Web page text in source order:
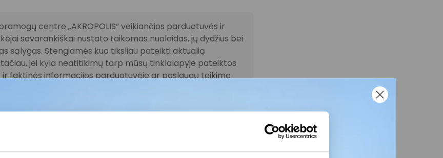
centre „AKROPOLIS“ veikiančios parduotuvės ir
savarankiškai nustato taikomas nuolaidas, jų dydžius bei
sąlygas. Stengiamės kuo tiksliau pateikti aktualią
jei kyla neatitikimų tarp mūsų tinklalapyje pateiktos
faktinės informacijos parduotuvėje ar paslaugų teikimo
vykstančiomis akcijomis, prašome kreiptis tiesiogiai į
ar paslaugų teikimo vietą.